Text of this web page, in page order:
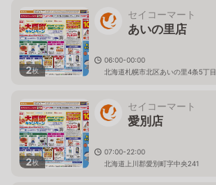
2枚
セイコーマート
あいの里店
06:00-00:00
北海道札幌市北区あいの里4条5丁目
2枚
セイコーマート
愛別店
07:00-22:00
北海道上川郡愛別町字中央241